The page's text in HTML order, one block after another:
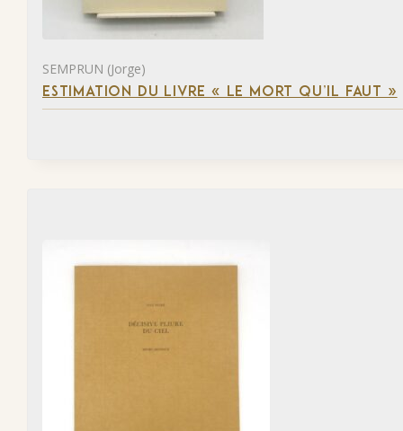
SEMPRUN (Jorge)
ESTIMATION DU LIVRE « LE MORT QU’IL FAUT »